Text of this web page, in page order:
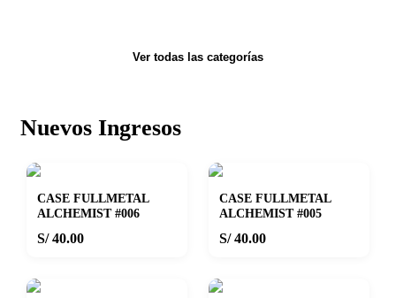
Ver todas las categorías
Nuevos Ingresos
CASE FULLMETAL
ALCHEMIST #006
S/ 40.00
CASE FULLMETAL
ALCHEMIST #005
S/ 40.00